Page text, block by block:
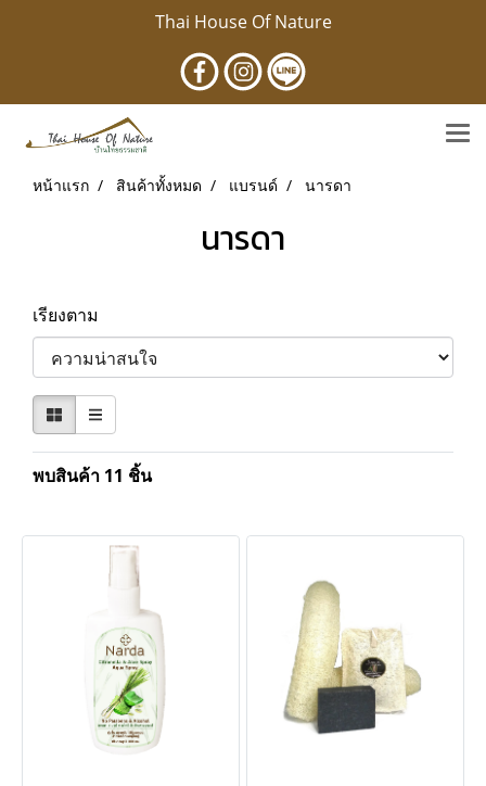
Thai House Of Nature
หน้าแรก สินค้าทั้งหมด แบรนด์ นารดา
นารดา
เรียงตาม
พบสินค้า 11 ชิ้น